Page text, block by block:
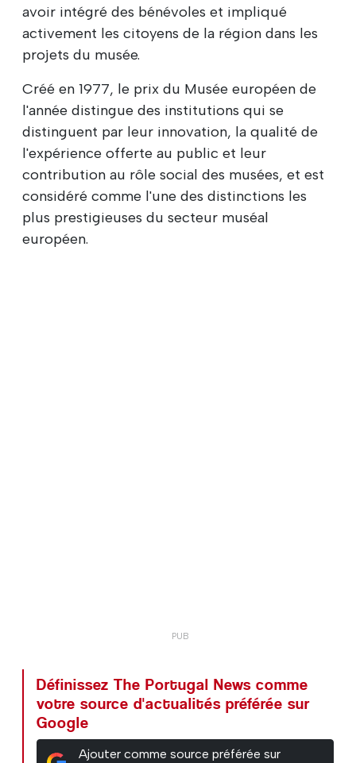
avoir intégré des bénévoles et impliqué
activement les citoyens de la région dans les
projets du musée.
Créé en 1977, le prix du Musée européen de
l'année distingue des institutions qui se
distinguent par leur innovation, la qualité de
l'expérience offerte au public et leur
contribution au rôle social des musées, et est
considéré comme l'une des distinctions les
plus prestigieuses du secteur muséal
européen.
Définissez The Portugal News comme
votre source d'actualités préférée sur
Google
Ajouter comme source préférée sur